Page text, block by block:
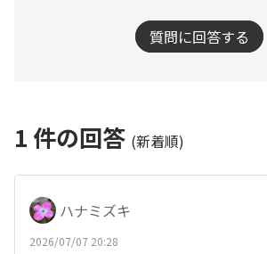
質問に回答する
1 件の回答 (新着順)
ハナミズキ
2026/07/07 20:28